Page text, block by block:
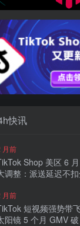
快讯
月前
Shop 美区 6
调整：派送延迟不
月前
短视频强势带
阳镜 5 个月 GMV